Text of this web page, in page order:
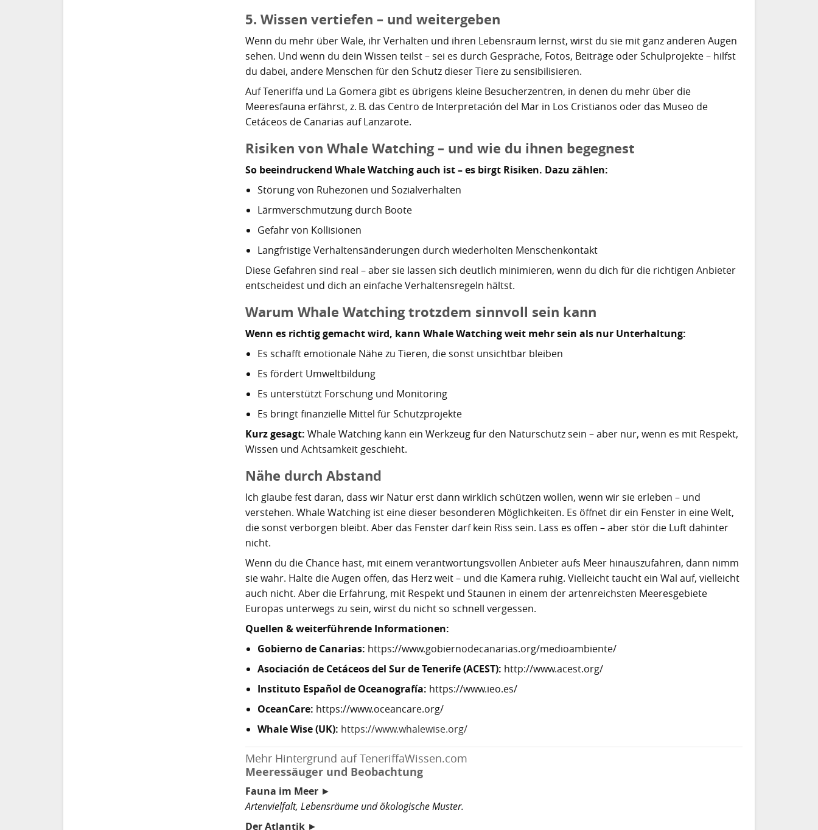
5. Wissen vertiefen – und weitergeben
Wenn du mehr über Wale, ihr Verhalten und ihren Lebensraum lernst, wirst du sie mit ganz anderen Augen
sehen. Und wenn du dein Wissen teilst – sei es durch Gespräche, Fotos, Beiträge oder Schulprojekte – hilfst
du dabei, andere Menschen für den Schutz dieser Tiere zu sensibilisieren.
Auf Teneriffa und La Gomera gibt es übrigens kleine Besucherzentren, in denen du mehr über die
Meeresfauna erfährst, z. B. das Centro de Interpretación del Mar in Los Cristianos oder das Museo de
Cetáceos de Canarias auf Lanzarote.
Risiken von Whale Watching – und wie du ihnen begegnest
So beeindruckend Whale Watching auch ist – es birgt Risiken. Dazu zählen:
Störung von Ruhezonen und Sozialverhalten
Lärmverschmutzung durch Boote
Gefahr von Kollisionen
Langfristige Verhaltensänderungen durch wiederholten Menschenkontakt
Diese Gefahren sind real – aber sie lassen sich deutlich minimieren, wenn du dich für die richtigen Anbieter
entscheidest und dich an einfache Verhaltensregeln hältst.
Warum Whale Watching trotzdem sinnvoll sein kann
Wenn es richtig gemacht wird, kann Whale Watching weit mehr sein als nur Unterhaltung:
Es schafft emotionale Nähe zu Tieren, die sonst unsichtbar bleiben
Es fördert Umweltbildung
Es unterstützt Forschung und Monitoring
Es bringt finanzielle Mittel für Schutzprojekte
Kurz gesagt: Whale Watching kann ein Werkzeug für den Naturschutz sein – aber nur, wenn es mit Respekt,
Wissen und Achtsamkeit geschieht.
Nähe durch Abstand
Ich glaube fest daran, dass wir Natur erst dann wirklich schützen wollen, wenn wir sie erleben – und
verstehen. Whale Watching ist eine dieser besonderen Möglichkeiten. Es öffnet dir ein Fenster in eine Welt,
die sonst verborgen bleibt. Aber das Fenster darf kein Riss sein. Lass es offen – aber stör die Luft dahinter
nicht.
Wenn du die Chance hast, mit einem verantwortungsvollen Anbieter aufs Meer hinauszufahren, dann nimm
sie wahr. Halte die Augen offen, das Herz weit – und die Kamera ruhig. Vielleicht taucht ein Wal auf, vielleicht
auch nicht. Aber die Erfahrung, mit Respekt und Staunen in einem der artenreichsten Meeresgebiete
Europas unterwegs zu sein, wirst du nicht so schnell vergessen.
Quellen & weiterführende Informationen:
Gobierno de Canarias: https://www.gobiernodecanarias.org/medioambiente/
Asociación de Cetáceos del Sur de Tenerife (ACEST): http://www.acest.org/
Instituto Español de Oceanografía: https://www.ieo.es/
OceanCare: https://www.oceancare.org/
Whale Wise (UK): https://www.whalewise.org/
Mehr Hintergrund auf TeneriffaWissen.com
Meeressäuger und Beobachtung
Fauna im Meer ►
Artenvielfalt, Lebensräume und ökologische Muster.
Der Atlantik ►